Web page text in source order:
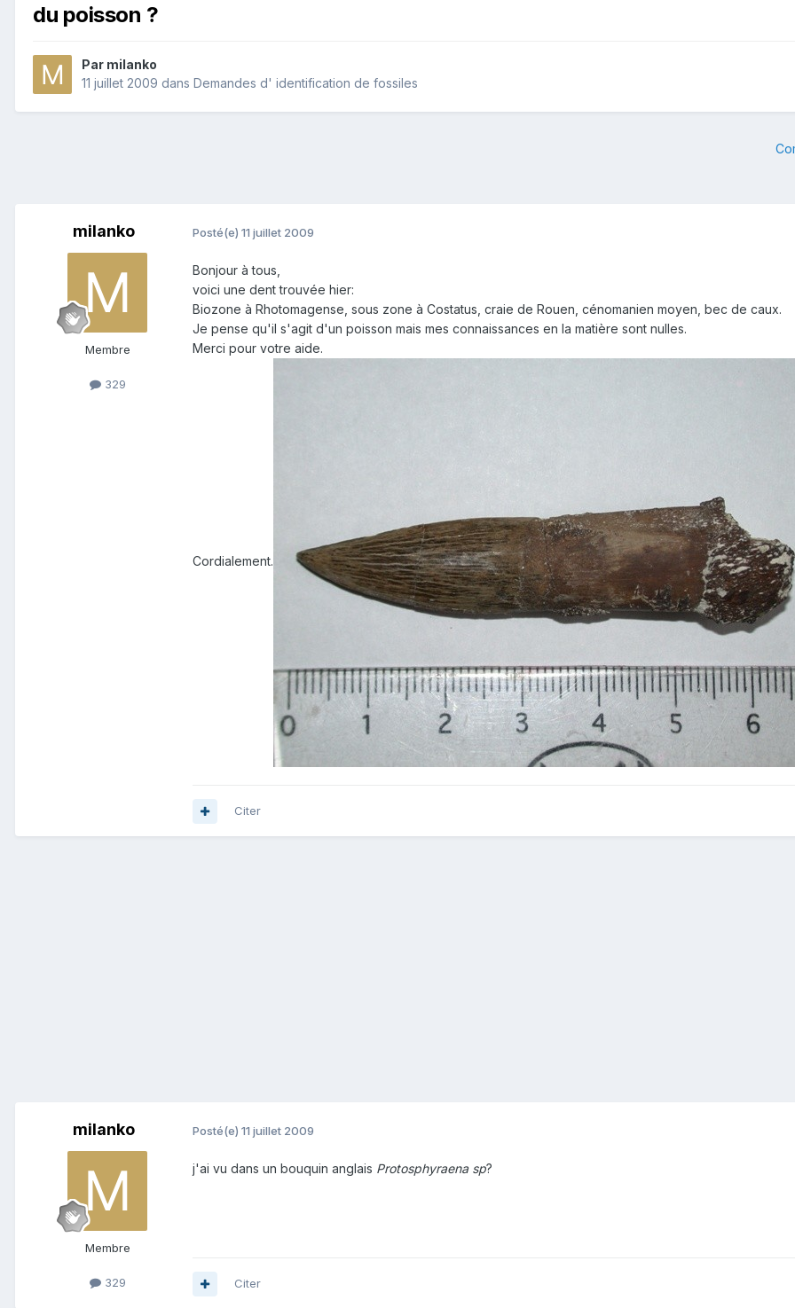
du poisson ?
Par milanko
11 juillet 2009 dans Demandes d' identification de fossiles
milanko
Membre
329
Posté(e) 11 juillet 2009
Bonjour à tous,
voici une dent trouvée hier:
Biozone à Rhotomagense, sous zone à Costatus, craie de Rouen, cénomanien moyen, bec de caux.
Je pense qu'il s'agit d'un poisson mais mes connaissances en la matière sont nulles.
Merci pour votre aide.
Cordialement.
Citer
milanko
Membre
329
Posté(e) 11 juillet 2009
j'ai vu dans un bouquin anglais Protosphyraena sp?
Citer